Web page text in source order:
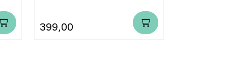
399,00